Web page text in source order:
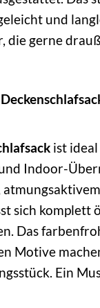
und
die gerne
ist
Indoor-
sich komplett
Das
Motive
Ein